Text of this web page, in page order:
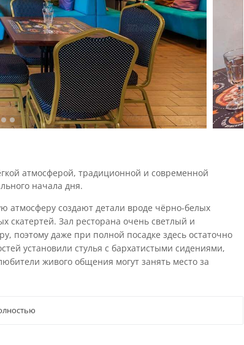
атмосферой, традиционной и современной
начала дня.
создают детали вроде чёрно-белых
скатертей. Зал ресторана очень светлый и
поэтому даже при полной посадке здесь остаточно
установили стулья с бархатистыми сидениями,
живого общения могут занять место за